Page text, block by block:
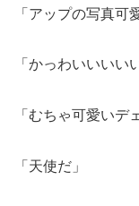
「アップの写真可
「かっわいいいい
「むちゃ可愛いデ
「天使だ」